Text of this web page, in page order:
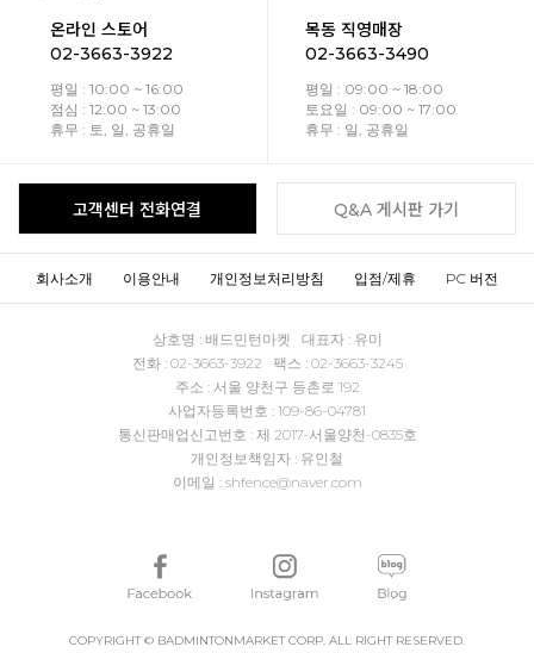
온라인 스토어
02-3663-3922
평일 : 10:00 ~ 16:00
점심 : 12:00 ~ 13:00
휴무 : 토, 일, 공휴일
목동 직영매장
02-3663-3490
평일 : 09:00 ~ 18:00
토요일 : 09:00 ~ 17:00
휴무 : 일, 공휴일
고객센터 전화연결 Q&A 게시판 가기
회사소개 이용안내 개인정보처리방침 입점/제휴 PC 버전
상호명 : 배드민턴마켓 대표자 : 유미
전화 : 02-3663-3922 팩스 : 02-3663-3245
주소 : 서울 양천구 등촌로 192
사업자등록번호 : 109-86-04781
통신판매업신고번호 : 제 2017-서울양천-0835호
개인정보책임자 : 유인철
이메일 : shfence@naver.com
COPYRIGHT © BADMINTONMARKET CORP. ALL RIGHT RESERVED.